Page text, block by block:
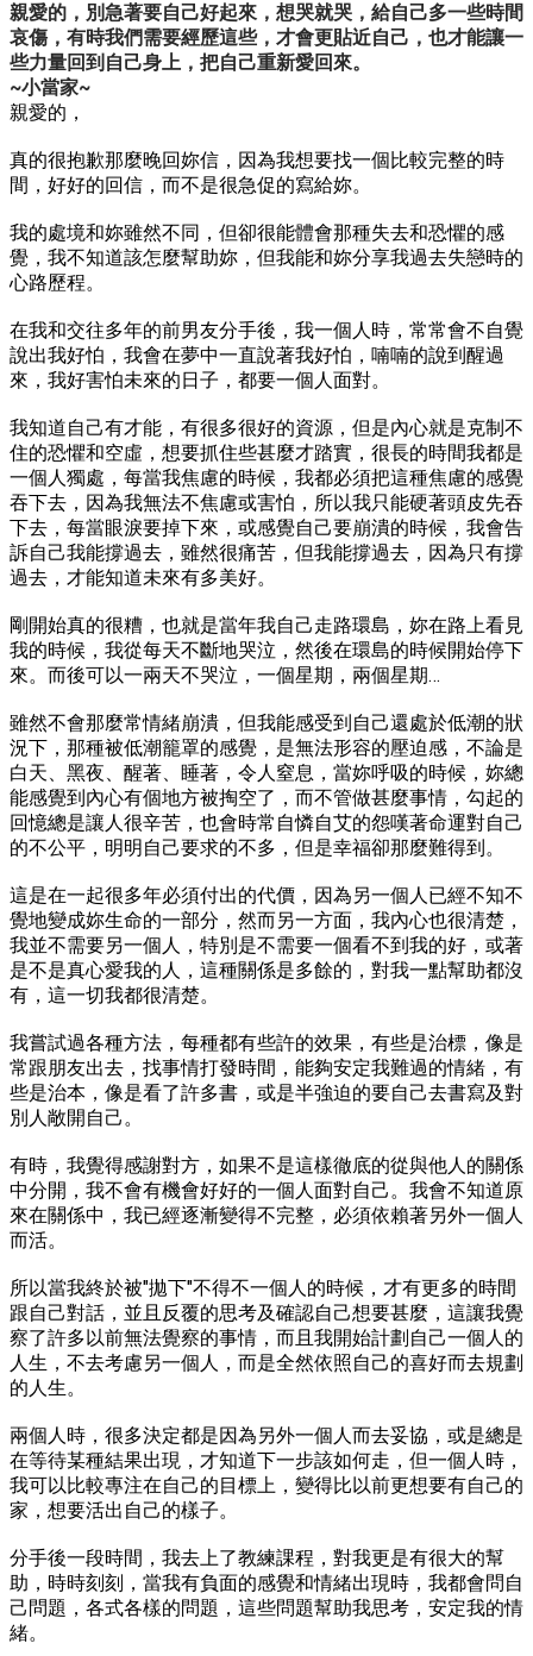
親愛的，別急著要自己好起來，想哭就哭，給自己多一些時間
哀傷，有時我們需要經歷這些，才會更貼近自己，也才能讓一
些力量回到自己身上，把自己重新愛回來。
~小當家~
親愛的，
真的很抱歉那麼晚回妳信，因為我想要找一個比較完整的時
間，好好的回信，而不是很急促的寫給妳。
我的處境和妳雖然不同，但卻很能體會那種失去和恐懼的感
覺，我不知道該怎麼幫助妳，但我能和妳分享我過去失戀時的
心路歷程。
在我和交往多年的前男友分手後，我一個人時，常常會不自覺
說出我好怕，我會在夢中一直說著我好怕，喃喃的說到醒過
來，我好害怕未來的日子，都要一個人面對。
我知道自己有才能，有很多很好的資源，但是內心就是克制不
住的恐懼和空虛，想要抓住些甚麼才踏實，很長的時間我都是
一個人獨處，每當我焦慮的時候，我都必須把這種焦慮的感覺
吞下去，因為我無法不焦慮或害怕，所以我只能硬著頭皮先吞
下去，每當眼淚要掉下來，或感覺自己要崩潰的時候，我會告
訴自己我能撐過去，雖然很痛苦，但我能撐過去，因為只有撐
過去，才能知道未來有多美好。
剛開始真的很糟，也就是當年我自己走路環島，妳在路上看見
我的時候，我從每天不斷地哭泣，然後在環島的時候開始停下
來。而後可以一兩天不哭泣，一個星期，兩個星期…
雖然不會那麼常情緒崩潰，但我能感受到自己還處於低潮的狀
況下，那種被低潮籠罩的感覺，是無法形容的壓迫感，不論是
白天、黑夜、醒著、睡著，令人窒息，當妳呼吸的時候，妳總
能感覺到內心有個地方被掏空了，而不管做甚麼事情，勾起的
回憶總是讓人很辛苦，也會時常自憐自艾的怨嘆著命運對自己
的不公平，明明自己要求的不多，但是幸福卻那麼難得到。
這是在一起很多年必須付出的代價，因為另一個人已經不知不
覺地變成妳生命的一部分，然而另一方面，我內心也很清楚，
我並不需要另一個人，特別是不需要一個看不到我的好，或著
是不是真心愛我的人，這種關係是多餘的，對我一點幫助都沒
有，這一切我都很清楚。
我嘗試過各種方法，每種都有些許的效果，有些是治標，像是
常跟朋友出去，找事情打發時間，能夠安定我難過的情緒，有
些是治本，像是看了許多書，或是半強迫的要自己去書寫及對
別人敞開自己。
有時，我覺得感謝對方，如果不是這樣徹底的從與他人的關係
中分開，我不會有機會好好的一個人面對自己。我會不知道原
來在關係中，我已經逐漸變得不完整，必須依賴著另外一個人
而活。
所以當我終於被"拋下"不得不一個人的時候，才有更多的時間
跟自己對話，並且反覆的思考及確認自己想要甚麼，這讓我覺
察了許多以前無法覺察的事情，而且我開始計劃自己一個人的
人生，不去考慮另一個人，而是全然依照自己的喜好而去規劃
的人生。
兩個人時，很多決定都是因為另外一個人而去妥協，或是總是
在等待某種結果出現，才知道下一步該如何走，但一個人時，
我可以比較專注在自己的目標上，變得比以前更想要有自己的
家，想要活出自己的樣子。
分手後一段時間，我去上了教練課程，對我更是有很大的幫
助，時時刻刻，當我有負面的感覺和情緒出現時，我都會問自
己問題，各式各樣的問題，這些問題幫助我思考，安定我的情
緒。